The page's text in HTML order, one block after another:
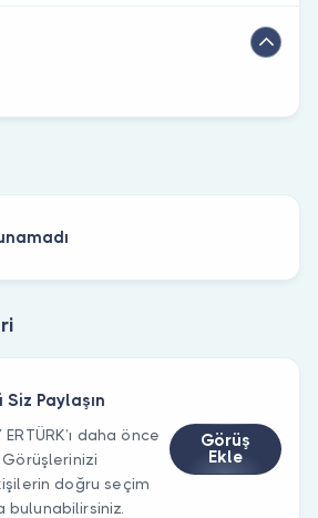
Paylaşın
ERTÜRK’ı daha önce
doğru seçim
bulunabilirsiniz.
Görüş
Ekle